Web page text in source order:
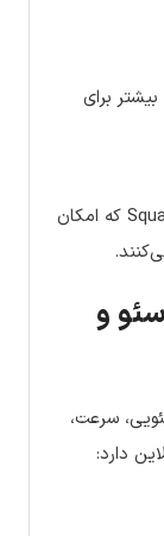
برای
ابزارهایی مانند Wix، Weebly و Squarespace که امکان
و
سرعت،
دارد: